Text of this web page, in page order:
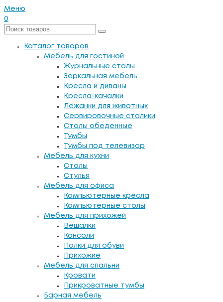
Меню
0
Каталог товаров
Мебель для гостиной
Журнальные столы
Зеркальная мебель
Кресла и диваны
Кресла-качалки
Лежанки для животных
Сервировочные столики
Столы обеденные
Тумбы
Тумбы под телевизор
Мебель для кухни
Столы
Стулья
Мебель для офиса
Компьютерные кресла
Компьютерные столы
Мебель для прихожей
Вешалки
Консоли
Полки для обуви
Прихожие
Мебель для спальни
Кровати
Прикроватные тумбы
Барная мебель